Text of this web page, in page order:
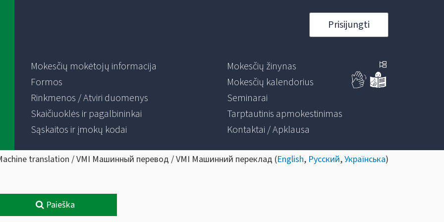
Prisijungti
Mokesčių mokėtojų informacija
Formos
Rinkmenos / Atviri duomenys
Skaičiuoklės ir pagalbininkai
Sąskaitos ir įmokų kodai
Mokesčių žinynas
Mokesčių kalendorius
Seminarai
Tarptautinis apmokestinimas
Kontaktai / Apklausa
translation / VMI Машинный перевод / VMI Машинний переклад (English, Русский,Українська)
Paieška